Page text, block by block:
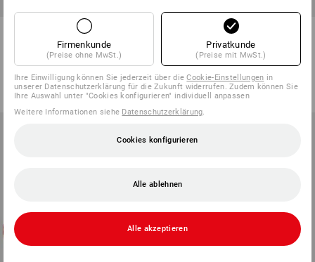
Skylotec Verbindungsmittel
Variante
71,88 €
(m. MwSt.)
Skylotec Auffanggerät Typ SKN
1 Variante
137,88 €
(m. MwSt.)
Firmenkunde
(Preise ohne MwSt.)
Privatkunde
(Preise mit MwSt.)
Ihre Einwilligung können Sie jederzeit über dieCookie-Einstellungen in
unserer Datenschutzerklärung für die Zukunft widerrufen. Zudem können Sie
Ihre Auswahl unter "Cookies konfigurieren" individuell anpassen
Weitere Informationen siehe Datenschutzerklärung
Cookies konfigurieren
Alle ablehnen
Alle akzeptieren